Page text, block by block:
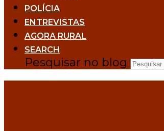
POLÍCIA
ENTREVISTAS
AGORA RURAL
SEARCH
Pesquisar no blog